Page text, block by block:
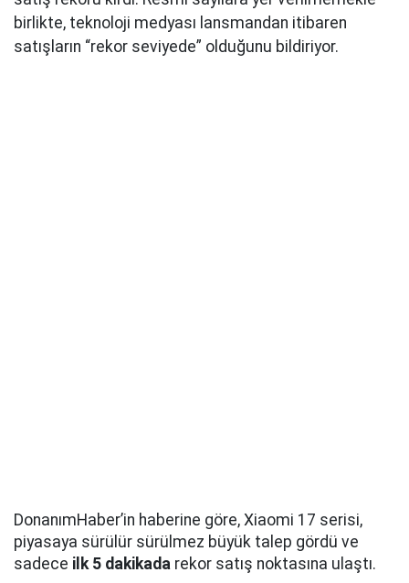
birlikte, teknoloji medyası lansmandan itibaren
satışların “rekor seviyede” olduğunu bildiriyor.
DonanımHaber’in haberine göre, Xiaomi 17 serisi,
piyasaya sürülür sürülmez büyük talep gördü ve
sadece ilk 5 dakikada rekor satış noktasına ulaştı.